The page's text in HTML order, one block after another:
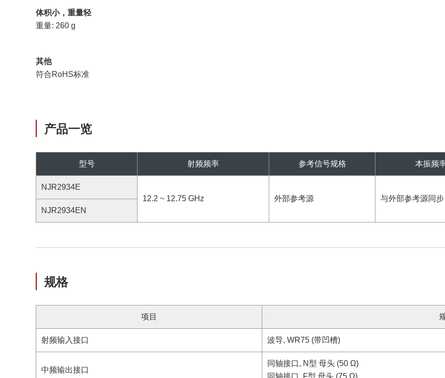
体积小，重量轻
重量: 260 g
其他
符合RoHS标准
产品一览
型号 射频频率 参考信号规格 本振频
NJR2934E
12.2 ~ 12.75 GHz
外部参考源
与外部参考源同步
NJR2934EN
规格
项目
射频输入接口 波导, WR75 (带凹槽)
中频输出接口
同轴接口, N型 母头 (50 Ω)
同轴接口, F型 母头 (75 Ω)